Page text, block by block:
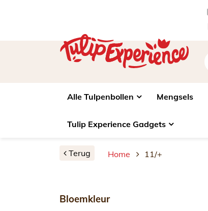
Alle Tulpenbollen Mengsels
Tulip Experience Gadgets
Terug Home 11/+
Bloemkleur